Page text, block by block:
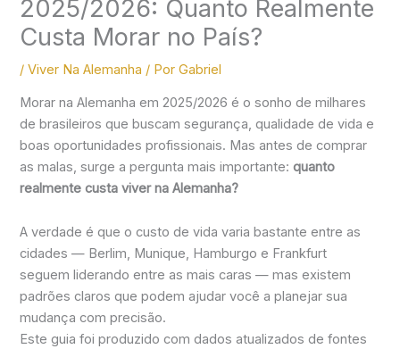
2025/2026: Quanto Realmente
Custa Morar no País?
/Viver Na Alemanha / PorGabriel
Morar na Alemanha em 2025/2026 é o sonho de milhares
de brasileiros que buscam segurança, qualidade de vida e
boas oportunidades profissionais. Mas antes de comprar
as malas, surge a pergunta mais importante:quanto
realmente custa viver na Alemanha?
A verdade é que o custo de vida varia bastante entre as
cidades — Berlim, Munique, Hamburgo e Frankfurt
seguem liderando entre as mais caras — mas existem
padrões claros que podem ajudar você a planejar sua
mudança com precisão.
Este guia foi produzido com dados atualizados de fontes